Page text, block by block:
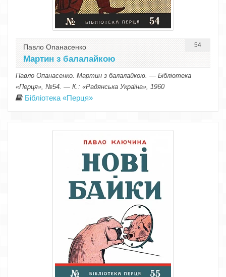
Павло Опанасенко
Мартин з балалайкою
54
Павло Опанасенко. Мартин з балалайкою. — Бібліотека
«Перця», №54. — К.: «Радянська Україна», 1960
Бібліотека «Перця»